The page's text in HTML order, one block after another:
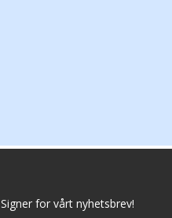
Signer for vårt nyhetsbrev!